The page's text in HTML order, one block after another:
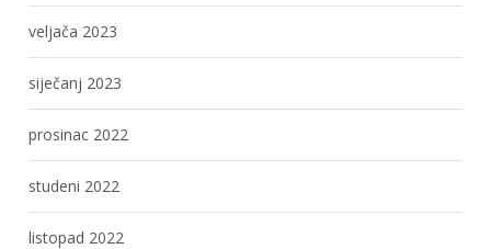
veljača 2023
siječanj 2023
prosinac 2022
studeni 2022
listopad 2022